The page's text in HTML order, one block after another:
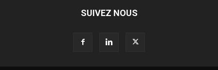
SUIVEZ NOUS